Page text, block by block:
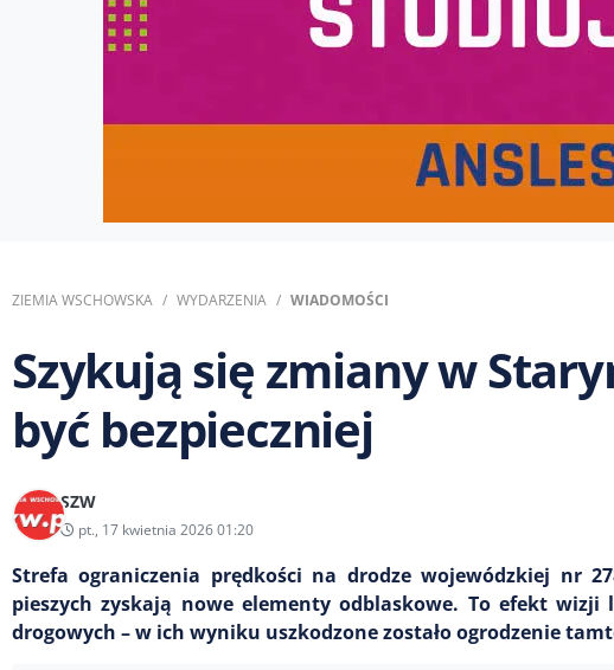
ZIEMIA WSCHOWSKA WYDARZENIA WIADOMOŚCI
Szykują się zmiany w
być bezpieczniej
SZW
pt., 17 kwietnia 2026 01:20
Strefa ograniczenia prędkości na drodze wojewódzkiej nr
pieszych zyskają nowe elementy odblaskowe. To efekt
drogowych – w ich wyniku uszkodzone zostało ogrodzenie